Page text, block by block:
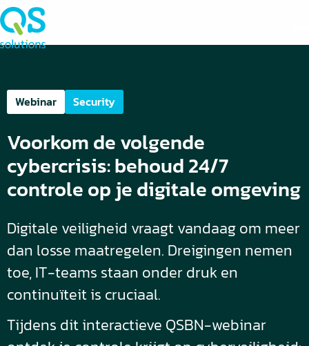
Webinar Security
Voorkom de volgende
cybercrisis: behoud 24/7
controle op je digitale omgeving
Digitale veiligheid vraagt vandaag om meer
dan losse maatregelen. Dreigingen nemen
toe, IT-teams staan onder druk en
continuïteit is cruciaal.
Tijdens dit interactieve QSBN-webinar